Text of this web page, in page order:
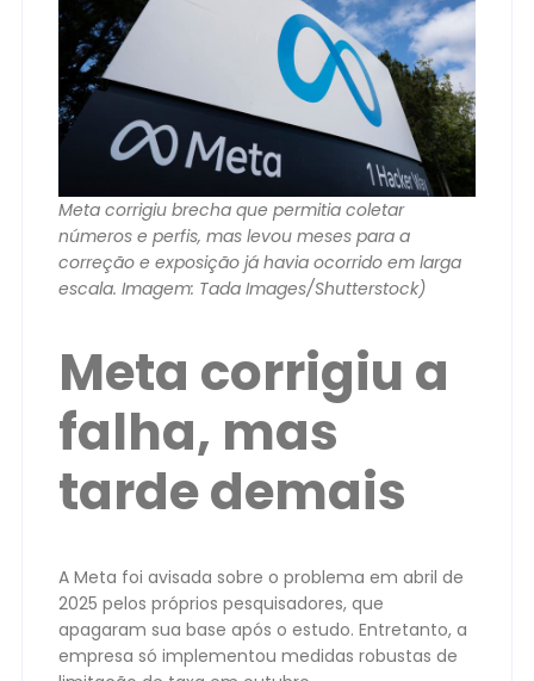
Meta corrigiu brecha que permitia coletar
números e perfis, mas levou meses para a
correção e exposição já havia ocorrido em larga
escala. Imagem: Tada Images/Shutterstock)
Meta corrigiu a
falha, mas
tarde demais
A Meta foi avisada sobre o problema em abril de
2025 pelos próprios pesquisadores, que
apagaram sua base após o estudo. Entretanto, a
empresa só implementou medidas robustas de